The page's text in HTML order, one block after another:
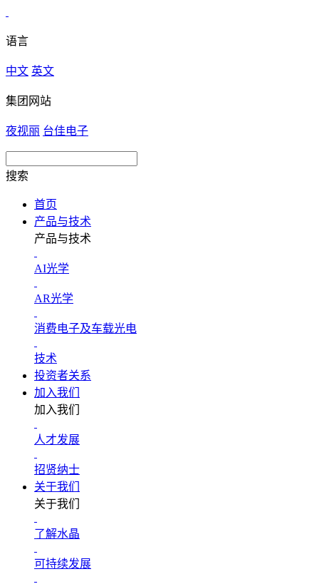
语言
中文 英文
集团网站
夜视丽 台佳电子
搜索
首页
产品与技术
产品与技术
AI光学
AR光学
消费电子及车载光电
技术
投资者关系
加入我们
加入我们
人才发展
招贤纳士
关于我们
关于我们
了解水晶
可持续发展